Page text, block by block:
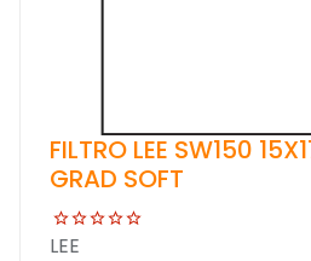
FILTRO LEE SW150
GRAD SOFT
LEE